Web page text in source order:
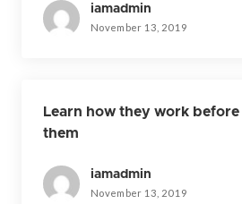
iamadmin
November 13, 2019
Learn how they work
them
iamadmin
November 13, 2019